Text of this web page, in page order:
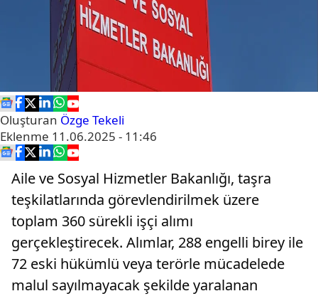
Oluşturan Özge Tekeli
Eklenme 11.06.2025 - 11:46
Aile ve Sosyal Hizmetler Bakanlığı, taşra
teşkilatlarında görevlendirilmek üzere
toplam 360 sürekli işçi alımı
gerçekleştirecek. Alımlar, 288 engelli birey ile
72 eski hükümlü veya terörle mücadelede
malul sayılmayacak şekilde yaralanan